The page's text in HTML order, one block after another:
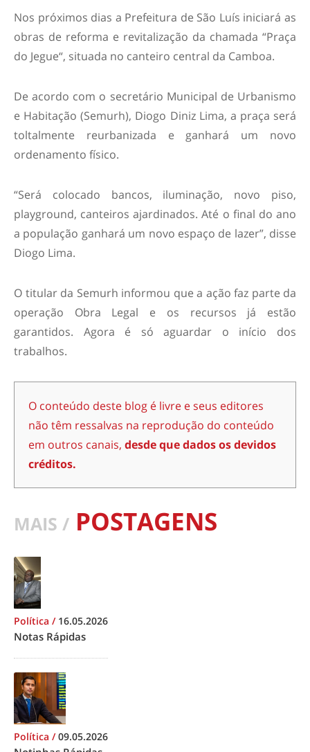
Nos próximos dias a Prefeitura de São Luís iniciará as
obras de reforma e revitalização da chamada “Praça
do Jegue“, situada no canteiro central da Camboa.
De acordo com o secretário Municipal de Urbanismo
e Habitação (Semurh), Diogo Diniz Lima, a praça será
toltalmente reurbanizada e ganhará um novo
ordenamento físico.
“Será colocado bancos, iluminação, novo piso,
playground, canteiros ajardinados. Até o final do ano
a população ganhará um novo espaço de lazer”, disse
Diogo Lima.
O titular da Semurh informou que a ação faz parte da
operação Obra Legal e os recursos já estão
garantidos. Agora é só aguardar o início dos
trabalhos.
O conteúdo deste blog é livre e seus editores
não têm ressalvas na reprodução do conteúdo
em outros canais, desde que dados os devidos
créditos.
MAIS / POSTAGENS
Política / 16.05.2026
Notas Rápidas
Política /09.05.2026